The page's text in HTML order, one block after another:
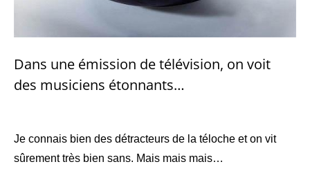
Dans une émission de télévision, on voit
des musiciens étonnants…
Je connais bien des détracteurs de la téloche et on vit
sûrement très bien sans. Mais mais mais…